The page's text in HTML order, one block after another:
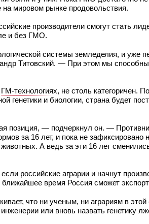
на мировом рынке продовольствия.
производители смогут стать
и без ГМО.
системы земледелия, и уже
Титовский. — При этом мы
ГМ-технологиях, не столь категоричен.
генетики и биологии, страна будет
позиция, — подчеркнул он. —
за 16 лет, и пока не зафиксировано
А ведь за эти 16 лет
российские аграрии и начнут
ближайшее время Россия сможет
что ни ученым, ни аграриям в этой
или вновь назвать генетику